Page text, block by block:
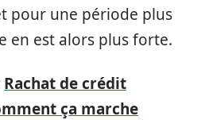
pour une période plus
en est alors plus forte.
Rachat de crédit
ça marche